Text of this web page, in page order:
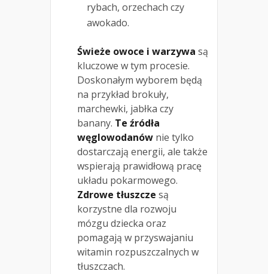
rybach, orzechach czy
awokado.
Świeże owoce i warzywa są
kluczowe w tym procesie.
Doskonałym wyborem będą
na przykład brokuły,
marchewki, jabłka czy
banany. Te źródła
węglowodanów nie tylko
dostarczają energii, ale także
wspierają prawidłową pracę
układu pokarmowego.
Zdrowe tłuszcze są
korzystne dla rozwoju
mózgu dziecka oraz
pomagają w przyswajaniu
witamin rozpuszczalnych w
tłuszczach.